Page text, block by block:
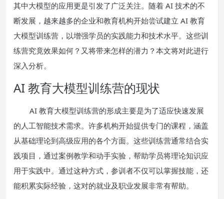
其中大模型的应用更是引发了广泛关注。随着 AI 技术的不
断发展，越来越多的企业和教育机构开始尝试建立 AI 教育
大模型训练营，以增强学员的实践能力和技术水平。这些训
练营究竟效果如何？又将带来怎样的潜力？本文将对此进行
深入分析。
AI 教育大模型训练营的现状
AI 教育大模型训练营的形成主要是为了适应快速发展
的人工智能技术需求。许多机构开始提供专门的课程，涵盖
从基础理论到高级应用的各个方面。这些训练营通常结合实
践项目，通过案例教学和动手实验，帮助学员将理论知识应
用于实践中。通过这种方式，参训者不仅可以掌握技能，还
能积累实际经验，这对的就业及职业发展非常有帮助。